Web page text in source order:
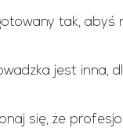
tak, abyś
jest inna,
się, że